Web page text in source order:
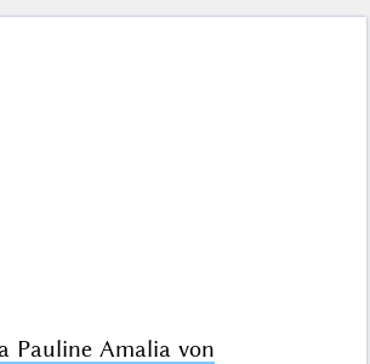
Pauline Amalia von